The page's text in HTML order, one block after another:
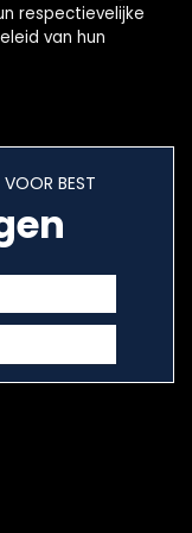
respectievelijke
van hun
BEST